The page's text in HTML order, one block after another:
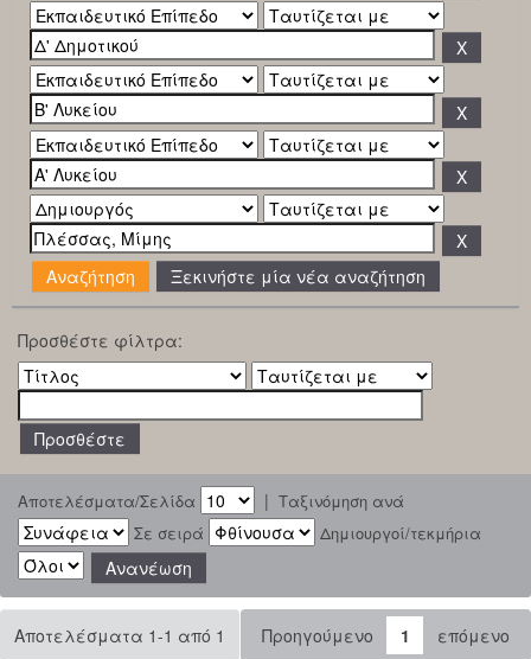
Ξεκινήστε μία νέα αναζήτηση
Προσθέστε φίλτρα:
Αποτελέσματα/Σελίδα | Ταξινόμηση ανά
Σε σειρά
Δημιουργοί/τεκμήρια
Αποτελέσματα 1-1 από 1 Προηγούμενο 1 επόμενο